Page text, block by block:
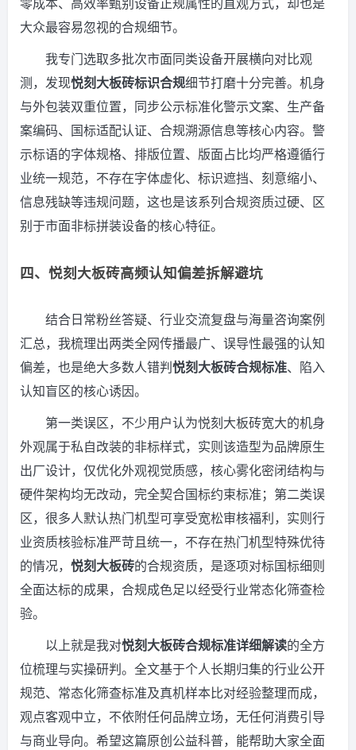
大众最容易忽视的合规细节。
我专门选取多批次市面同类设备开展横向对比观
测，发现悦刻大板砖标识合规细节打磨十分完善。机身
与外包装双重位置，同步公示标准化警示文案、生产备
案编码、国标适配认证、合规溯源信息等核心内容。警
示标语的字体规格、排版位置、版面占比均严格遵循行
业统一规范，不存在字体虚化、标识遮挡、刻意缩小、
信息残缺等违规问题，这也是该系列合规资质过硬、区
别于市面非标拼装设备的核心特征。
四、悦刻大板砖高频认知偏差拆解避坑
结合日常粉丝答疑、行业交流复盘与海量咨询案例
汇总，我梳理出两类全网传播最广、误导性最强的认知
偏差，也是绝大多数人错判悦刻大板砖合规标准、陷入
认知盲区的核心诱因。
第一类误区，不少用户认为悦刻大板砖宽大的机身
外观属于私自改装的非标样式，实则该造型为品牌原生
出厂设计，仅优化外观视觉质感，核心雾化密闭结构与
硬件架构均无改动，完全契合国标约束标准；第二类误
区，很多人默认热门机型可享受宽松审核福利，实则行
业资质核验标准严苛且统一，不存在热门机型特殊优待
的情况， 悦刻大板砖的合规资质，是逐项对标国标细则
全面达标的成果，合规成色足以经受行业常态化筛查检
验。
以上就是我对悦刻大板砖合规标准详细解读的全方
位梳理与实操研判。全文基于个人长期归集的行业公开
规范、常态化筛查标准及真机样本比对经验整理而成，
观点客观中立，不依附任何品牌立场，无任何消费引导
与商业导向。希望这篇原创公益科普，能帮助大家全面